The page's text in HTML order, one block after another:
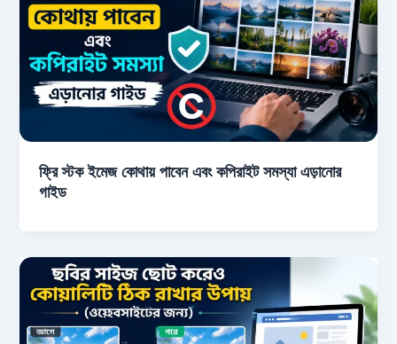
ফ্রি স্টক ইমেজ কোথায় পাবেন এবং কপিরাইট সমস্যা এড়ানোর
গাইড